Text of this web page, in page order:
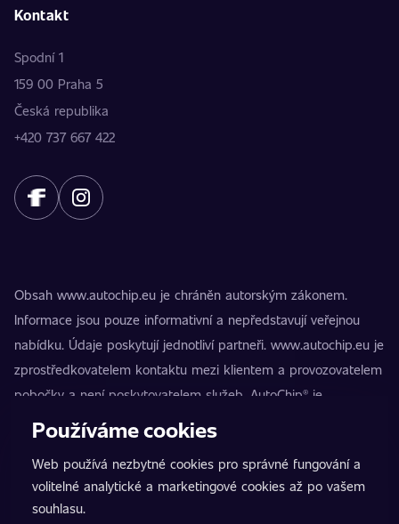
Kontakt
Spodní 1
159 00 Praha 5
Česká republika
+420 737 667 422
Obsah www.autochip.eu je chráněn autorským zákonem.
Informace jsou pouze informativní a nepředstavují veřejnou
nabídku. Údaje poskytují jednotliví partneři. www.autochip.eu je
zprostředkovatelem kontaktu mezi klientem a provozovatelem
pobočky a není poskytovatelem služeb. AutoChip® je
registrovaná ochranná známka Petra Kučery. Úpravy, které
nezpůsobilosti vozidla k provozu na pozemních komunikacích.
Přesné informace poskytuje vždy konkrétní provozovatel
pobočky.
Používáme cookies
Web používá nezbytné cookies pro správné fungování a
volitelné analytické a marketingové cookies až po vašem
souhlasu.